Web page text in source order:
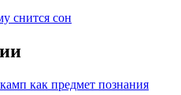
снится сон
как предмет познания